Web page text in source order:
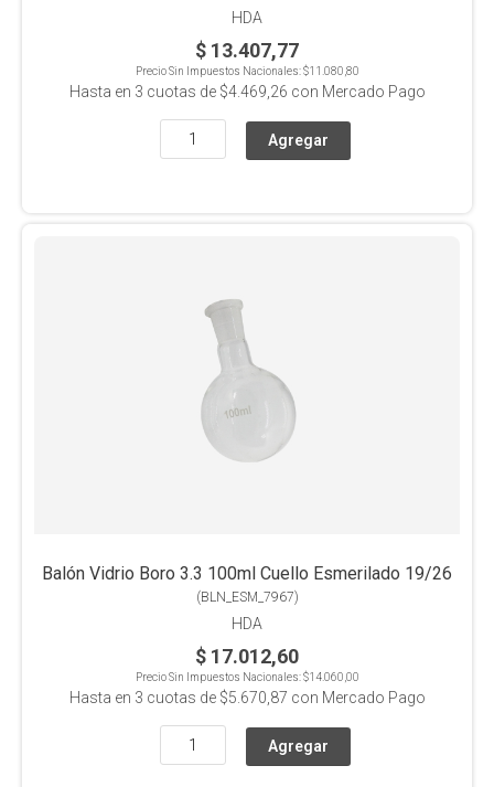
HDA
$ 13.407,77
Precio Sin Impuestos Nacionales:$11.080,80
Hasta en 3 cuotas de $4.469,26 con Mercado Pago
Balón Vidrio Boro 3.3 100ml Cuello Esmerilado 19/26
(BLN_ESM_7967)
HDA
$ 17.012,60
Precio Sin Impuestos Nacionales:$14.060,00
Hasta en 3 cuotas de $5.670,87 con Mercado Pago